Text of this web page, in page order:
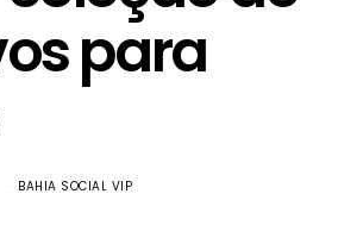
para
BAHIA SOCIAL VIP